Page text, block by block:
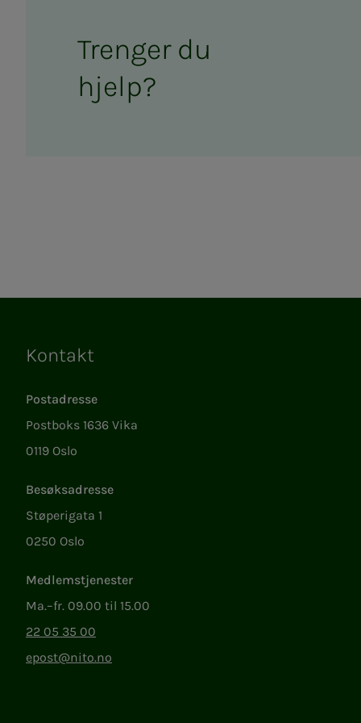
Tren­­­ger du
hjelp?
Kontakt
Postadresse
Postboks 1636 Vika
0119 Oslo
Besøksadresse
Støperigata 1
0250 Oslo
Medlemstjenester
Ma.–fr. 09.00 til 15.00
22 05 35 00
epost@nito.no